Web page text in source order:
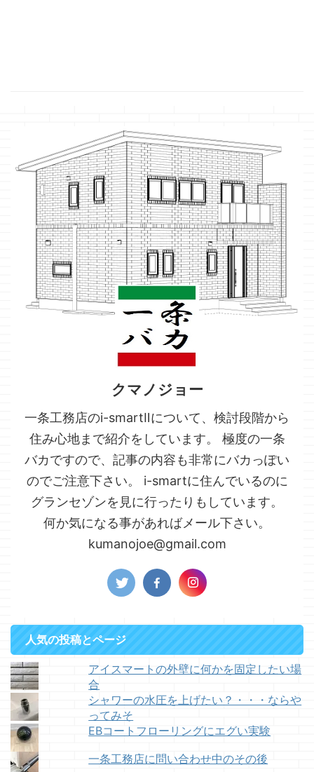
クマノジョー
一条工務店のi-smartⅡについて、検討段階から
住み心地まで紹介をしています。 極度の一条
バカですので、記事の内容も非常にバカっぽい
のでご注意下さい。 i-smartに住んでいるのに
グランセゾンを見に行ったりもしています。
何か気になる事があればメール下さい。
kumanojoe@gmail.com
人気の投稿とページ
アイスマートの外壁に何かを固定したい場
合
シャワーの水圧を上げたい？・・・ならや
ってみそ
EBコートフローリングにエグい実験
一条工務店に問い合わせ中のその後